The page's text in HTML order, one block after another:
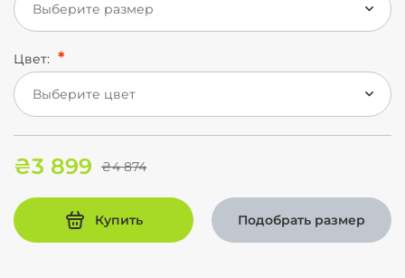
Выберите размер
Цвет:
Выберите цвет
₴3 899 ₴4 874
Купить Подобрать размер